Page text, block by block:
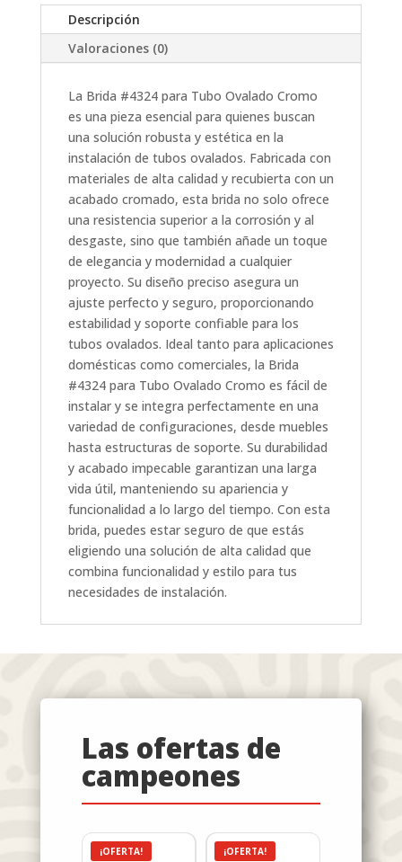
cantidadDescripción
Valoraciones (0)
La Brida #4324 para Tubo Ovalado Cromo
es una pieza esencial para quienes buscan
una solución robusta y estética en la
instalación de tubos ovalados. Fabricada con
materiales de alta calidad y recubierta con un
acabado cromado, esta brida no solo ofrece
una resistencia superior a la corrosión y al
desgaste, sino que también añade un toque
de elegancia y modernidad a cualquier
proyecto. Su diseño preciso asegura un
ajuste perfecto y seguro, proporcionando
estabilidad y soporte confiable para los
tubos ovalados. Ideal tanto para aplicaciones
domésticas como comerciales, la Brida
#4324 para Tubo Ovalado Cromo es fácil de
instalar y se integra perfectamente en una
variedad de configuraciones, desde muebles
hasta estructuras de soporte. Su durabilidad
y acabado impecable garantizan una larga
vida útil, manteniendo su apariencia y
funcionalidad a lo largo del tiempo. Con esta
brida, puedes estar seguro de que estás
eligiendo una solución de alta calidad que
combina funcionalidad y estilo para tus
necesidades de instalación.
Las ofertas de
campeones
¡OFERTA! ¡OFERTA!